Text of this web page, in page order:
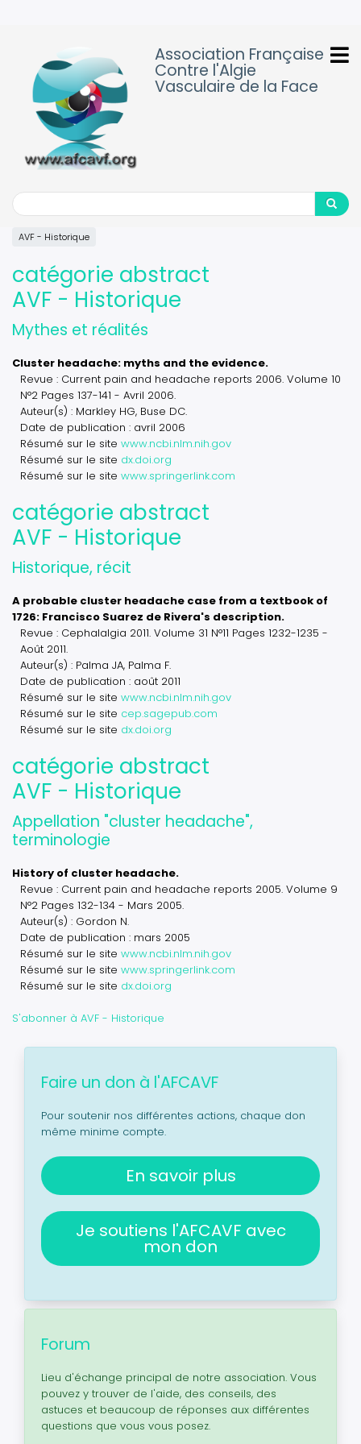
Association Française
Contre l'Algie
Vasculaire de la Face
Search
Search
AVF - Historique
catégorie abstract
AVF - Historique
Mythes et réalités
Cluster headache: myths and the evidence.
Revue : Current pain and headache reports 2006. Volume 10
N°2 Pages 137-141 - Avril 2006.
Auteur(s) : Markley HG, Buse DC.
Date de publication : avril 2006
Résumé sur le site www.ncbi.nlm.nih.gov
Résumé sur le site dx.doi.org
Résumé sur le site www.springerlink.com
catégorie abstract
AVF - Historique
Historique, récit
A probable cluster headache case from a textbook of
1726: Francisco Suarez de Rivera's description.
Revue : Cephalalgia 2011. Volume 31 N°11 Pages 1232-1235 -
Août 2011.
Auteur(s) : Palma JA, Palma F.
Date de publication : août 2011
Résumé sur le site www.ncbi.nlm.nih.gov
Résumé sur le site cep.sagepub.com
Résumé sur le site dx.doi.org
catégorie abstract
AVF - Historique
Appellation "cluster headache",
terminologie
History of cluster headache.
Revue : Current pain and headache reports 2005. Volume 9
N°2 Pages 132-134 - Mars 2005.
Auteur(s) : Gordon N.
Date de publication : mars 2005
Résumé sur le site www.ncbi.nlm.nih.gov
Résumé sur le site www.springerlink.com
Résumé sur le site dx.doi.org
S'abonner à AVF - Historique
Faire un don à l'AFCAVF
Pour soutenir nos différentes actions, chaque don
même minime compte.
En savoir plus
Je soutiens l'AFCAVF avec
mon don
Forum
Lieu d'échange principal de notre association. Vous
pouvez y trouver de l'aide, des conseils, des
astuces et beaucoup de réponses aux différentes
questions que vous vous posez.